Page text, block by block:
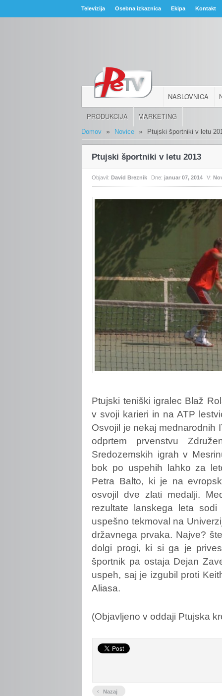
Televizija Osebna izkaznica Ekipa Kontakt
NASLOVNICA
PRODUKCIJA MARKETING
Domov » Novice » Ptujski športniki v letu
Ptujski športniki v letu 2013
Objavil:David Breznik Dne: januar 07, 2014 V:
Ptujski teniški igralec Blaž
v svoji karieri in na ATP
Osvojil je nekaj mednarodnih
odprtem prvenstvu
Sredozemskih igrah v
bok po uspehih lahko za
Petra Balto, ki je na
osvojil dve zlati medalji.
rezultate lanskega leta
uspešno tekmoval na
državnega prvaka. Najve?
dolgi progi, ki si ga je
športnik pa ostaja Dejan
uspeh, saj je izgubil proti
Aliasa.
(Objavljeno v oddaji Ptujska
‹ Nazaj